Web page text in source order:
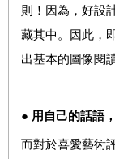
則！因為，好設
藏其中。因此，
出基本的圖像閱
● 用自己的話語
而對於喜愛藝術